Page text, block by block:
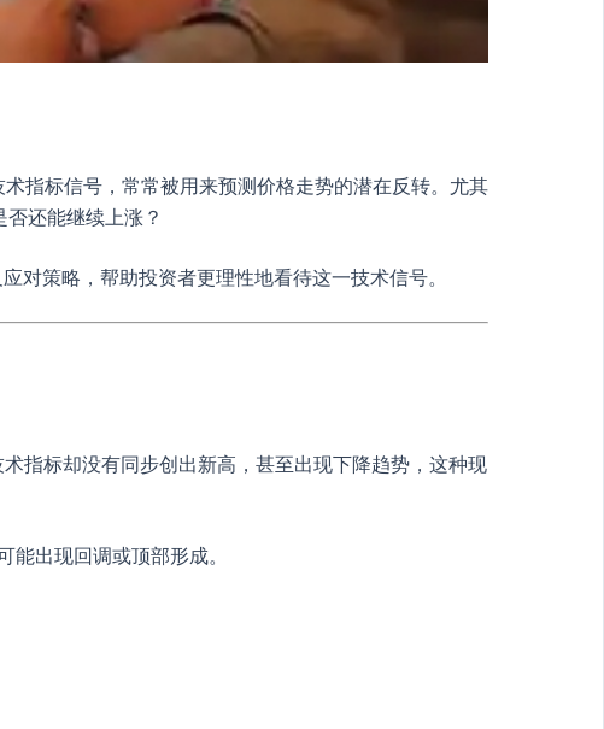
指标信号，常常被用来预测价格走势的潜在反转。尤其
还能继续上涨？
对策略，帮助投资者更理性地看待这一技术信号。
指标却没有同步创出新高，甚至出现下降趋势，这种现
出现回调或顶部形成。